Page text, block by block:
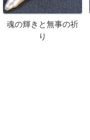
魂の輝きと無事の祈
り